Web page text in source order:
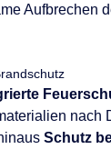
Aufbrechen
nach
Schutz